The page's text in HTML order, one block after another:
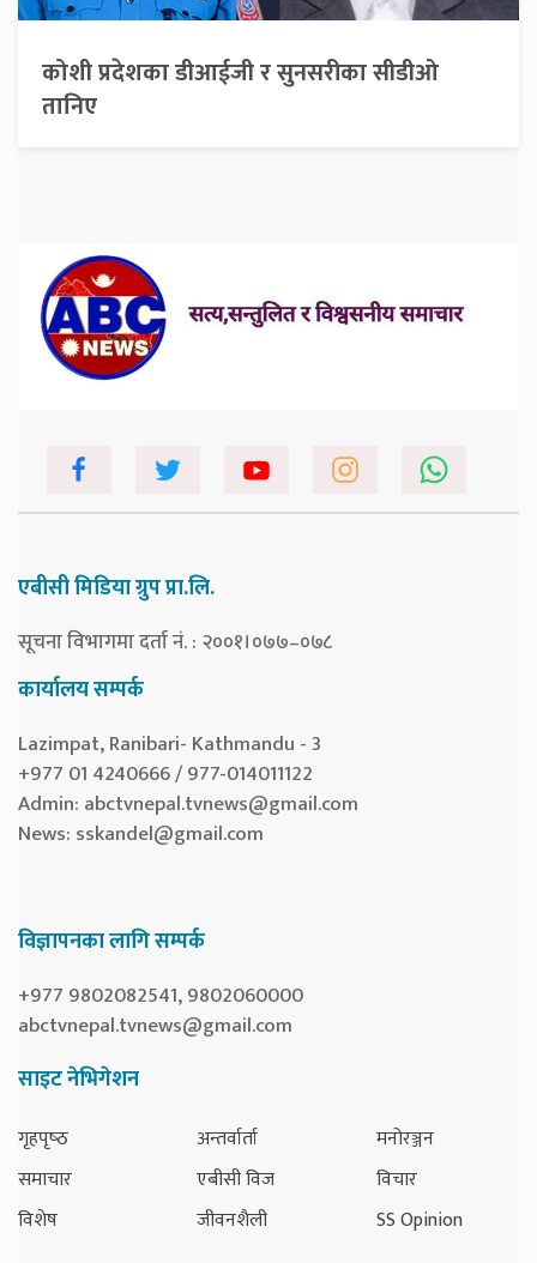
कोशी प्रदेशका डीआईजी र सुनसरीका सीडीओ
तानिए
एबीसी मिडिया ग्रुप प्रा.लि.
सूचना विभागमा दर्ता नं. : २००१।०७७–०७८
कार्यालय सम्पर्क
Lazimpat, Ranibari- Kathmandu - 3
+977 01 4240666 / 977-014011122
Admin: abctvnepal.tvnews@gmail.com
News: sskandel@gmail.com
विज्ञापनका लागि सम्पर्क
+977 9802082541, 9802060000
abctvnepal.tvnews@gmail.com
साइट नेभिगेशन
गृहपृष्‍ठ
समाचार
विशेष
अन्तर्वार्ता
एबीसी विज
जीवनशैली
मनोरञ्जन
विचार
SS Opinion